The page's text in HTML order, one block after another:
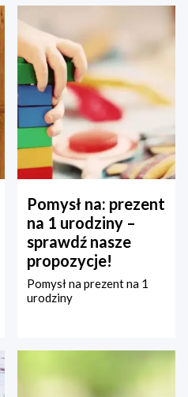
Pomysł na: prezent
na 1 urodziny –
sprawdź nasze
propozycje!
Pomysł na prezent na 1
urodziny